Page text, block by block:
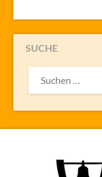
SUCHE
SUCHEN
NACH: